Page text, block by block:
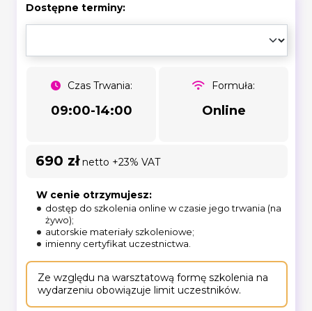
Dostępne terminy:
Czas Trwania:
09:00-14:00
Formuła:
Online
690 złnetto +23% VAT
W cenie otrzymujesz:
dostęp do szkolenia online w czasie jego trwania (na
żywo);
autorskie materiały szkoleniowe;
imienny certyfikat uczestnictwa.
Ze względu na warsztatową formę szkolenia na
wydarzeniu obowiązuje limit uczestników.